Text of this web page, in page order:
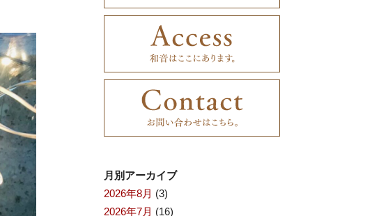
月別アーカイブ
2026年8月 (3)
2026年7月 (16)